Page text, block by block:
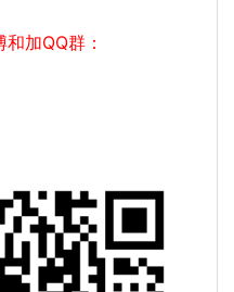
加QQ群：